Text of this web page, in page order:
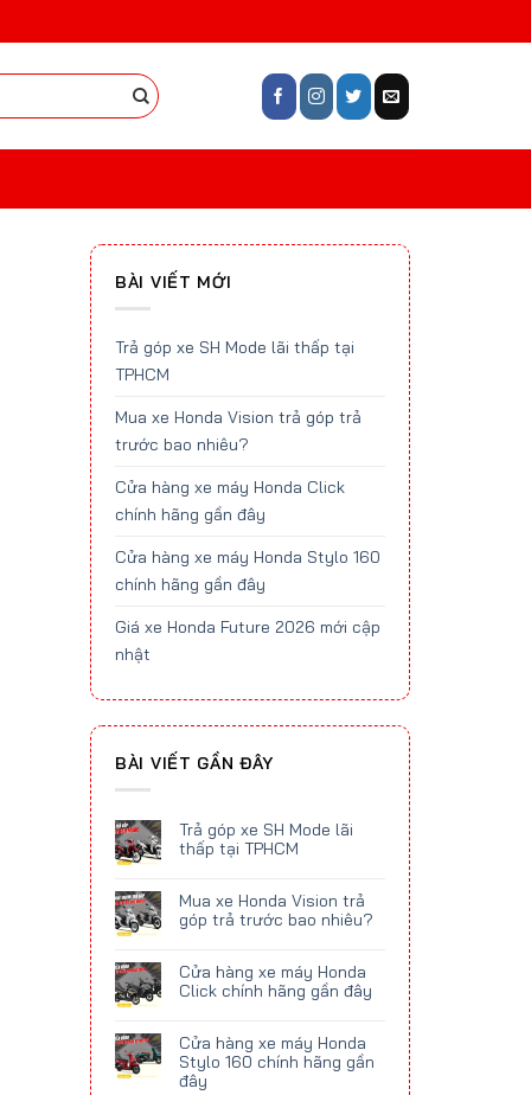
BÀI VIẾT MỚI
Trả góp xe SH Mode lãi thấp tại
TPHCM
Mua xe Honda Vision trả góp trả
trước bao nhiêu?
Cửa hàng xe máy Honda Click
chính hãng gần đây
Cửa hàng xe máy Honda Stylo 160
chính hãng gần đây
Giá xe Honda Future 2026 mới cập
nhật
BÀI VIẾT GẦN ĐÂY
Trả góp xe SH Mode lãi
thấp tại TPHCM
Mua xe Honda Vision trả
góp trả trước bao nhiêu?
Cửa hàng xe máy Honda
Click chính hãng gần đây
Cửa hàng xe máy Honda
Stylo 160 chính hãng gần
đây